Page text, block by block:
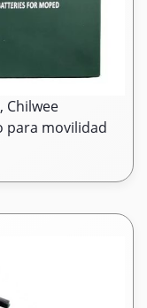
Chilwee
para movilidad